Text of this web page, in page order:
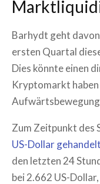
Barhydt geht
ersten Quartal
Dies könnte einen
Kryptomarkt
Zum Zeitpunkt des
US-Dollar gehandelt
den letzten 24
bei 2.662 US-